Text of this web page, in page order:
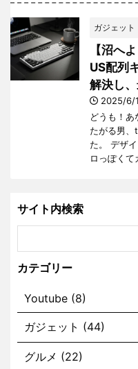
ガジェット
【沼へ
US配列
解決し
2025/6/
どうも！あ
たがる男
た。 デザ
ロっぽく
サイト内検索
カテゴリー
Youtube (8)
ガジェット (44)
グルメ (22)